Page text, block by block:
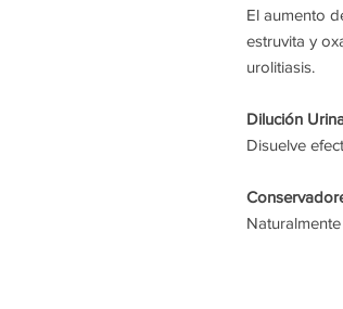
El aumento
estruvita y
urolitiasis.
Dilución
Disuelve